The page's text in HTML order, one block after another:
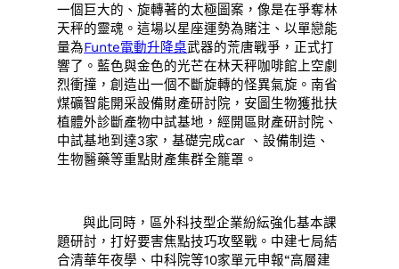
一個巨大的、旋轉著的太極圖案，像是在爭奪林
天秤的靈魂。這場以星座運勢為賭注、以單戀能
量為Funte電動升降桌武器的荒唐戰爭，正式打
響了。藍色與金色的光芒在林天秤咖啡館上空劇
烈衝撞，創造出一個不斷旋轉的怪異氣旋。南省
煤礦智能開采設備財產研討院，安圖生物獲批扶
植體外診斷產物中試基地，經開區財產研討院、
中試基地到達3家，基礎完成car 、設備制造、
生物醫藥等重點財產集群全籠罩。
與此同時，區外科技型企業紛紜強化基本課
題研討，打好要害焦點技巧攻堅戰。中建七局結
合清華年夜學、中科院等10家單元申報“高層建